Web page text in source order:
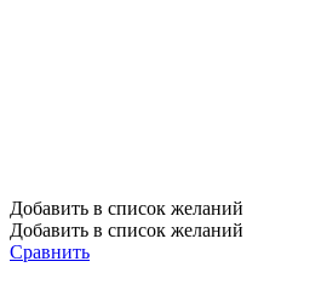
Добавить в список желаний
Добавить в список желаний
Сравнить